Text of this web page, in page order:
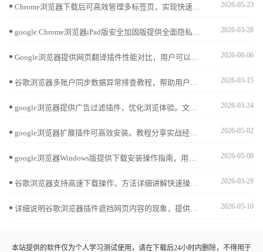
Chrome浏览器下载后可高效管理多标签页，实现快速切换与任务优化。教程提供操作步骤、管理技巧及方法，提高浏览效率。 2026-05-23
google Chrome浏览器iPad版安全加固版提供全面隐私保护功能，优化下载流程和操作体验，确保用户浏览数据安全，提高移动端浏览器使用信任度。 2026-03-28
Google浏览器提供网页翻译插件性能对比，用户可以选择最适合的翻译插件，实现网页内容多语言快速翻译。通过对比插件速度、准确性和兼容性，用户可以提升浏览效率，优化跨语言阅读体验。 2026-08-06
谷歌浏览器多账户同步数据异常排查教程，帮助用户识别同步问题并提供优化解决方案，确保跨设备数据完整与高效同步。 2026-03-15
google浏览器提供广告过滤插件，优化浏览体验。文章介绍插件安装和设置技巧，帮助用户屏蔽广告，实现清爽上网环境。 2026-03-24
google浏览器扩展插件可高效安装。教程分享实战经验，包括批量安装、权限设置和配置技巧，帮助用户快速管理插件，提高浏览器使用效率。 2026-05-02
google浏览器Windows版提供下载安装操作指南，用户可高效完成部署，实现浏览器稳定运行和顺畅使用，提升整体操作效率。 2026-05-08
谷歌浏览器支持高速下载操作，方法详细讲解快速操作技巧，帮助用户快速完成下载与安装，确保浏览器功能完整、安全稳定，同时提升整体操作效率和使用体验。 2026-03-29
详细说明谷歌浏览器插件遮挡网页内容的现象，提供调整插件浮层位置的有效技巧，改善浏览体验。 2026-05-10
本站提供的软件仅为个人学习测试使用，请在下载后24小时内删除，不得用于